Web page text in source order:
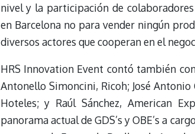
nivel y la participación de
en Barcelona no para vender ningún
diversos actores que cooperan en el
HRS Innovation Event contó también
Antonello Simoncini, Ricoh; José Antonio
Hoteles; y Raúl Sánchez, American
panorama actual de GDS’s y OBE’s a